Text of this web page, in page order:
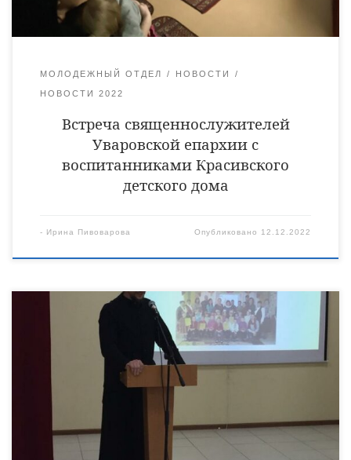
Уваровской епархии […]
МОЛОДЕЖНЫЙ ОТДЕЛ НОВОСТИ
НОВОСТИ 2022
Встреча священнослужителей
Уваровской епархии с
воспитанниками Красивского
детского дома
- Ирина Пивоварова Опубликовано 12.12.2022
Городской семинар с педагогическими работниками
дошкольных образовательных организаций города Кирсанова
по теме «Приобщение дошкольников к духовно-
нравственным ценностям через создание единого
образовательного пространства: детский сад – семья» был
проведен на базе духовного — просветительского центра
«Возрождение». На мероприятии присутствовал
руководитель молодежного отдела Уваровской епархии